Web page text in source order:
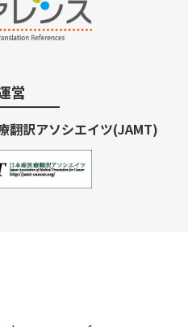
営
翻訳アソシエイツ(JAMT)